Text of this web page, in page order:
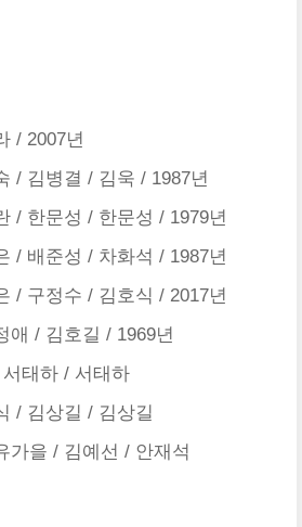
/ 2007년
/ 김병결 / 김욱 / 1987년
/ 한문성 / 한문성 / 1979년
/ 배준성 / 차화석 / 1987년
/ 구정수 / 김호식 / 2017년
애 / 김호길 / 1969년
서태하 / 서태하
/ 김상길 / 김상길
가을 / 김예선 / 안재석